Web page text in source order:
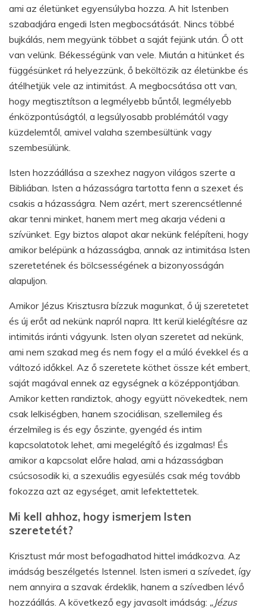
ami az életünket egyensúlyba hozza. A hit Istenben
szabadjára engedi Isten megbocsátását. Nincs többé
bujkálás, nem megyünk többet a saját fejünk után. Ő ott
van velünk. Békességünk van vele. Miután a hitünket és
függésünket rá helyezzünk, ő beköltözik az életünkbe és
átélhetjük vele az intimitást. A megbocsátása ott van,
hogy megtisztítson a legmélyebb bűntől, legmélyebb
énközpontúságtól, a legsúlyosabb problémától vagy
küzdelemtől, amivel valaha szembesültünk vagy
szembesülünk.
Isten hozzáállása a szexhez nagyon világos szerte a
Bibliában. Isten a házasságra tartotta fenn a szexet és
csakis a házasságra. Nem azért, mert szerencsétlenné
akar tenni minket, hanem mert meg akarja védeni a
szívünket. Egy biztos alapot akar nekünk felépíteni, hogy
amikor belépünk a házasságba, annak az intimitása Isten
szeretetének és bölcsességének a bizonyosságán
alapuljon.
Amikor Jézus Krisztusra bízzuk magunkat, ő új szeretetet
és új erőt ad nekünk napról napra. Itt kerül kielégítésre az
intimitás iránti vágyunk. Isten olyan szeretet ad nekünk,
ami nem szakad meg és nem fogy el a múló évekkel és a
változó időkkel. Az ő szeretete köthet össze két embert,
saját magával ennek az egységnek a középpontjában.
Amikor ketten randiztok, ahogy együtt növekedtek, nem
csak lelkiségben, hanem szociálisan, szellemileg és
érzelmileg is és egy őszinte, gyengéd és intim
kapcsolatotok lehet, ami megelégítő és izgalmas! És
amikor a kapcsolat előre halad, ami a házasságban
csúcsosodik ki, a szexuális egyesülés csak még tovább
fokozza azt az egységet, amit lefektettetek.
Mi kell ahhoz, hogy ismerjem Isten
szeretetét?
Krisztust már most befogadhatod hittel imádkozva. Az
imádság beszélgetés Istennel. Isten ismeri a szívedet, így
nem annyira a szavak érdeklik, hanem a szívedben lévő
hozzáállás. A következő egy javasolt imádság: „Jézus